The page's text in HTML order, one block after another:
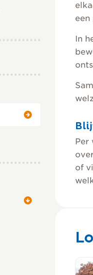
een
In
Per
of